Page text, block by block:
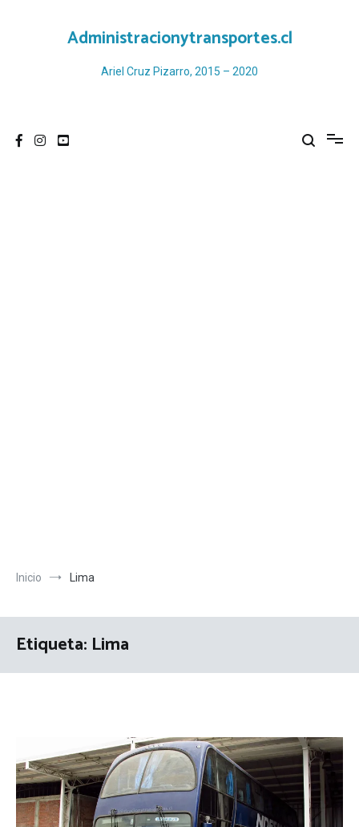
Administracionytransportes.cl
Ariel Cruz Pizarro, 2015 – 2020
Inicio Lima
Etiqueta: Lima